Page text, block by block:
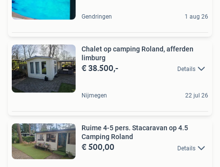
Gendringen 1 aug 26
Chalet op camping Roland, afferden
limburg
€ 38.500,- Details
Nijmegen 22 jul 26
Ruime 4-5 pers. Stacaravan op 4.5
Camping Roland
€ 500,00 Details